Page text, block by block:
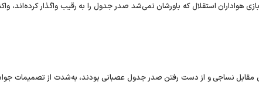
هواداران استقلال که باورشان نمی‌شد صدر جدول را به رقیب واگذار کرده‌اند،
مقابل نساجی و از دست رفتن صدر جدول عصبانی بودند، به‌شدت از تصمیمات